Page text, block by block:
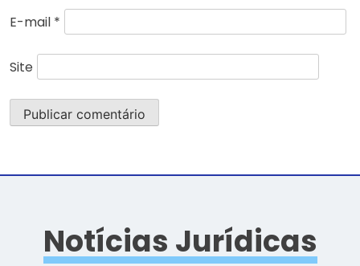
E-mail *
Site
Notícias Jurídicas